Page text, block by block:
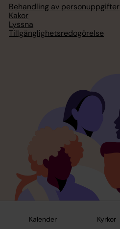
Kalender Kyrkor
Behandling av personuppgifter
Kakor
Lyssna
Tillgänglighetsredogörelse